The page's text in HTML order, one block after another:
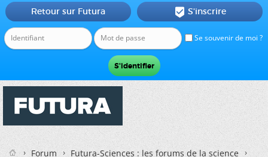
Se souvenir de moi ?
Retour sur Futura  S'inscrire
Forum
Futura-Sciences : les forums de la science